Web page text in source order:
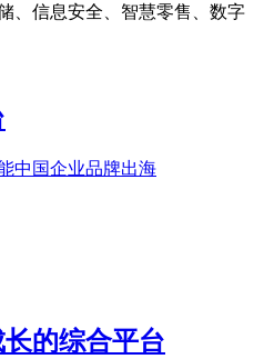
中国企业品牌出海
的综合平台
、信息安全、智慧零售、数字